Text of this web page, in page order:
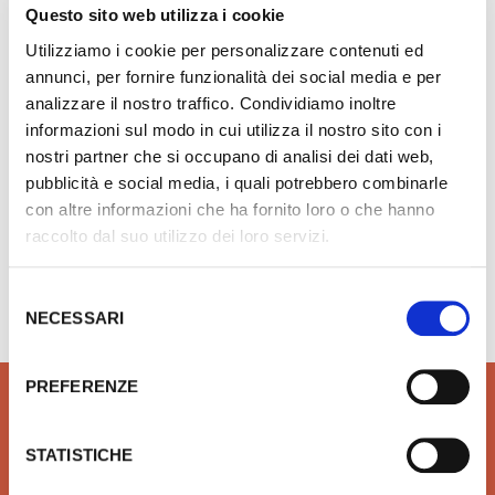
Questo sito web utilizza i cookie
Utilizziamo i cookie per personalizzare contenuti ed
annunci, per fornire funzionalità dei social media e per
analizzare il nostro traffico. Condividiamo inoltre
informazioni sul modo in cui utilizza il nostro sito con i
nostri partner che si occupano di analisi dei dati web,
pubblicità e social media, i quali potrebbero combinarle
con altre informazioni che ha fornito loro o che hanno
raccolto dal suo utilizzo dei loro servizi.
delNECESSARI
PREFERENZE
STATISTICHE
Aggiungi ai preferiti
Aggiungi prodotto al carrello € 105,46
dal Lunedì al Venerdì 8.30 - 12.00 / 13.30 - 18.00